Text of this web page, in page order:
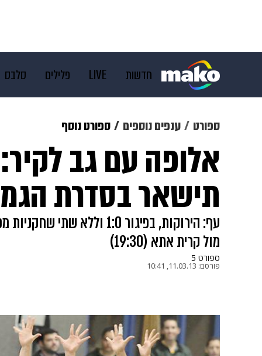
חדשות LIVE פלילים סלבס
צבא וביטחון makoZ
משפט תשעה חודשים
ספורט ענפים נוספים ספורט נוסף
אלופה עם גב
תישאר בסדרת
מול קרית אתא (19:30)
ספורט 5
פורסם: 11.03.13, 10:41